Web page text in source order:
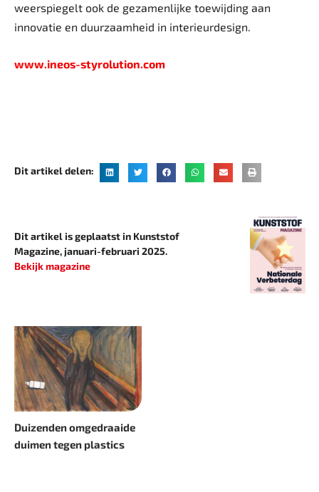
weerspiegelt ook de gezamenlijke toewijding aan
innovatie en duurzaamheid in interieurdesign.
www.ineos-styrolution.com
Dit artikel delen:
Dit artikel is geplaatst in Kunststof
Magazine, januari-februari 2025.
Bekijk magazine
Duizenden omgedraaide
duimen tegen plastics